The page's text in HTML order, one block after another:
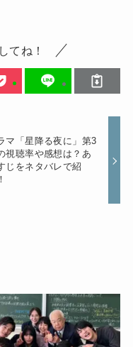
てね！
マ「星降る夜に」第3
視聴率や感想は？あ
じをネタバレで紹